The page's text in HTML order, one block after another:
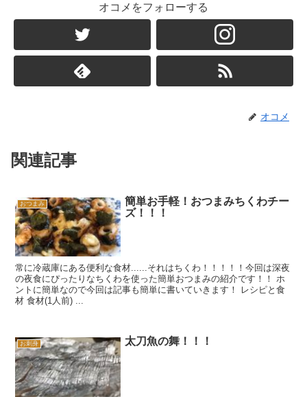
オコメをフォローする
オコメ
関連記事
おつまみ
簡単お手軽！おつまみちくわチー
ズ！！！
常に冷蔵庫にある便利な食材......それはちくわ！！！！！今回は深夜
の夜食にぴったりなちくわを使った簡単おつまみの紹介です！！ ホ
ントに簡単なので今回は記事も簡単に書いていきます！ レシピと食
材 食材(1人前) ...
お刺身 太刀魚の舞！！！